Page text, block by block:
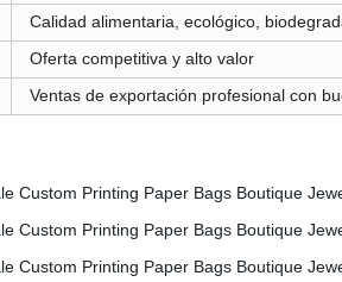
Calidad alimentaria, ecológico,
Oferta competitiva y alto valor
Ventas de exportación profesional con